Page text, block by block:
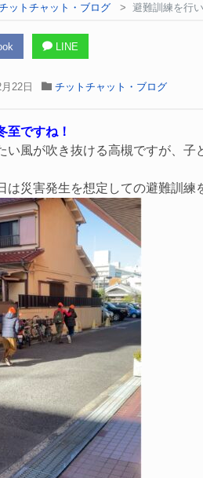
ットチャット・ブログ 避難訓練を行
LINE
22日 チットチャット・ブログ
至ですね！
い風が吹き抜ける高槻ですが、
は災害発生を想定しての避難訓練